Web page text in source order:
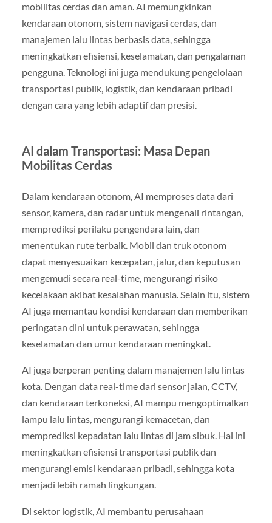
mobilitas cerdas dan aman. AI memungkinkan
kendaraan otonom, sistem navigasi cerdas, dan
manajemen lalu lintas berbasis data, sehingga
meningkatkan efisiensi, keselamatan, dan pengalaman
pengguna. Teknologi ini juga mendukung pengelolaan
transportasi publik, logistik, dan kendaraan pribadi
dengan cara yang lebih adaptif dan presisi.
AI dalam Transportasi: Masa Depan
Mobilitas Cerdas
Dalam kendaraan otonom, AI memproses data dari
sensor, kamera, dan radar untuk mengenali rintangan,
memprediksi perilaku pengendara lain, dan
menentukan rute terbaik. Mobil dan truk otonom
dapat menyesuaikan kecepatan, jalur, dan keputusan
mengemudi secara real-time, mengurangi risiko
kecelakaan akibat kesalahan manusia. Selain itu, sistem
AI juga memantau kondisi kendaraan dan memberikan
peringatan dini untuk perawatan, sehingga
keselamatan dan umur kendaraan meningkat.
AI juga berperan penting dalam manajemen lalu lintas
kota. Dengan data real-time dari sensor jalan, CCTV,
dan kendaraan terkoneksi, AI mampu mengoptimalkan
lampu lalu lintas, mengurangi kemacetan, dan
memprediksi kepadatan lalu lintas di jam sibuk. Hal ini
meningkatkan efisiensi transportasi publik dan
mengurangi emisi kendaraan pribadi, sehingga kota
menjadi lebih ramah lingkungan.
Di sektor logistik, AI membantu perusahaan